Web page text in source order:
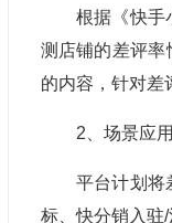
根据《快手
测店铺的差评
的内容，针对差
2、场景应用
平台计划将
标、快分销入驻